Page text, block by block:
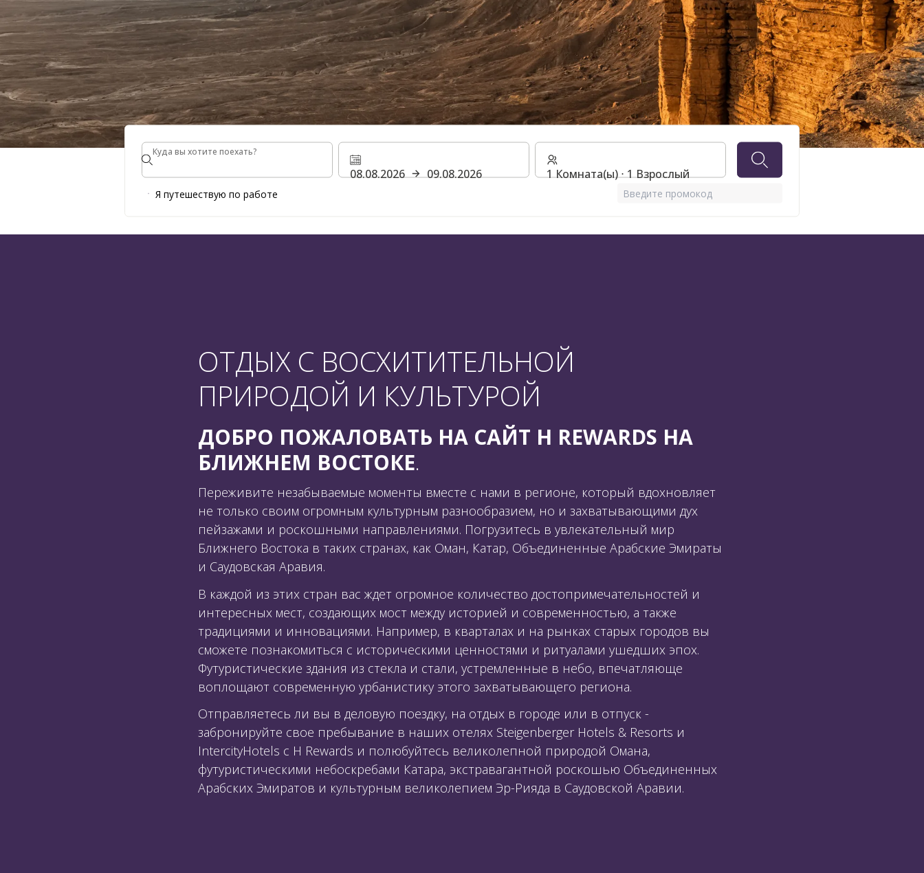
ТУРИСТИЧЕСКИЕ
НАПРАВЛЕНИЯ НА
ЗАБРОНИРУЙТЕ НОМЕР И ОТКРОЙТЕ ДЛЯ СЕБЯ ЭТОТ МНОГОГРАННЫЙ РЕГИОН ОТДЫХА ВМЕСТЕ С H
Куда вы хотите поехать?
Куда вы хотите поехать?
08.08.2026 09.08.2026 1 Комната(ы) ⋅ 1 Взрослый
Я путешествую по работе Введите промокод
ОТДЫХ С ВОСХИТИТЕЛЬНОЙ
ПРИРОДОЙ И КУЛЬТУРОЙ
ДОБРО ПОЖАЛОВАТЬ НА САЙТ H REWARDS НА
БЛИЖНЕМ ВОСТОКЕ.
Переживите незабываемые моменты вместе с нами в регионе, который вдохновляет
не только своим огромным культурным разнообразием, но и захватывающими дух
пейзажами и роскошными направлениями. Погрузитесь в увлекательный мир
Ближнего Востока в таких странах, как Оман, Катар, Объединенные Арабские Эмираты
и Саудовская Аравия.
В каждой из этих стран вас ждет огромное количество достопримечательностей и
интересных мест, создающих мост между историей и современностью, а также
традициями и инновациями. Например, в кварталах и на рынках старых городов вы
сможете познакомиться с историческими ценностями и ритуалами ушедших эпох.
Футуристические здания из стекла и стали, устремленные в небо, впечатляюще
воплощают современную урбанистику этого захватывающего региона.
Отправляетесь ли вы в деловую поездку, на отдых в городе или в отпуск -
забронируйте свое пребывание в наших отелях Steigenberger Hotels & Resorts и
IntercityHotels с H Rewards и полюбуйтесь великолепной природой Омана,
футуристическими небоскребами Катара, экстравагантной роскошью Объединенных
Арабских Эмиратов и культурным великолепием Эр-Рияда в Саудовской Аравии.